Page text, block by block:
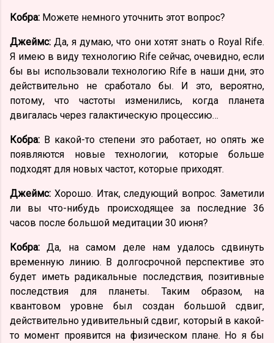
Кобра: Можете немного уточнить этот вопрос?
Джеймс: Да, я думаю, что они хотят знать о Royal Rife.
Я имею в виду технологию Rife сейчас, очевидно, если
бы вы использовали технологию Rife в наши дни, это
действительно не сработало бы. И это, вероятно,
потому, что частоты изменились, когда планета
двигалась через галактическую процессию…
Кобра: В какой-то степени это работает, но опять же
появляются новые технологии, которые больше
подходят для новых частот, которые приходят.
Джеймс: Хорошо. Итак, следующий вопрос. Заметили
ли вы что-нибудь происходящее за последние 36
часов после большой медитации 30 июня?
Кобра: Да, на самом деле нам удалось сдвинуть
временную линию. В долгосрочной перспективе это
будет иметь радикальные последствия, позитивные
последствия для планеты. Таким образом, на
квантовом уровне был создан большой сдвиг,
действительно удивительный сдвиг, который в какой-
то момент проявится на физическом плане. Но я бы